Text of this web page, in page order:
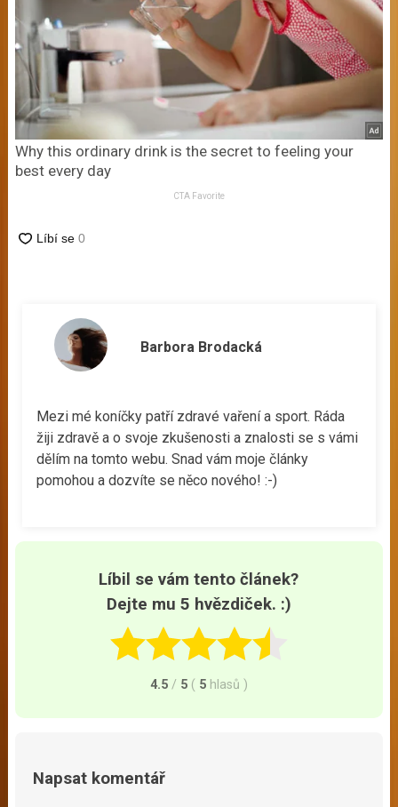
Why this ordinary drink is the secret to feeling your
best every day
CTA Favorite
Barbora Brodacká
Mezi mé koníčky patří zdravé vaření a sport. Ráda
žiji zdravě a o svoje zkušenosti a znalosti se s vámi
dělím na tomto webu. Snad vám moje články
pomohou a dozvíte se něco nového! :-)
Líbil se vám tento článek?
Dejte mu 5 hvězdiček. :)
4.5 / 5 ( 5 hlasů )
Napsat komentář